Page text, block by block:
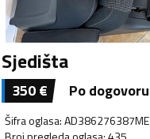
Sjedišta
350€ Po dogovoru
Šifra oglasa:AD386276387ME